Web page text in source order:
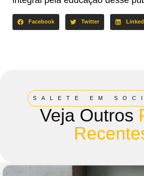
Facebook Twitter
SALETE EM
Veja Outros